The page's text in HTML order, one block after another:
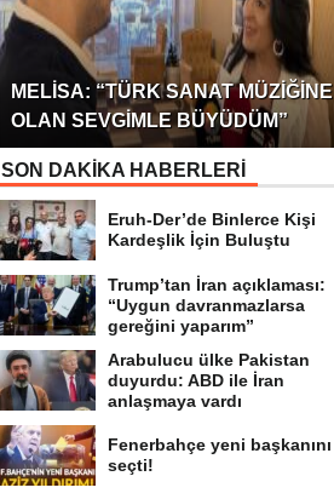
MELISA: “TÜRK SANAT MÜZIĞINE
OLAN SEVGIMLE BÜYÜDÜM”
SON DAKİKA HABERLERİ
Eruh-Der’de Binlerce Kişi
Kardeşlik İçin Buluştu
Trump’tan İran açıklaması:
“Uygun davranmazlarsa
gereğini yaparım”
Arabulucu ülke Pakistan
duyurdu: ABD ile İran
anlaşmaya vardı
Fenerbahçe yeni başkanını
seçti!